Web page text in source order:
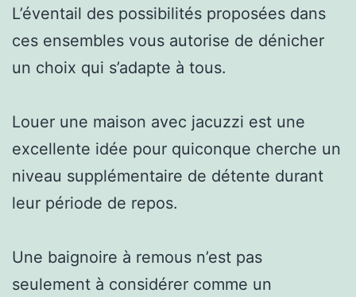
L’éventail des possibilités proposées dans
ces ensembles vous autorise de dénicher
un choix qui s’adapte à tous.
Louer une maison avec jacuzzi est une
excellente idée pour quiconque cherche un
niveau supplémentaire de détente durant
leur période de repos.
Une baignoire à remous n’est pas
seulement à considérer comme un